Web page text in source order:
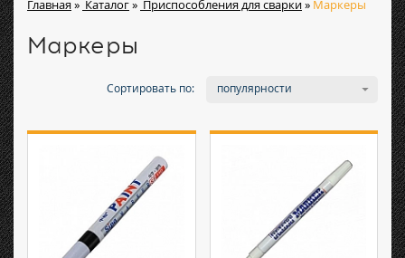
Главная» Каталог» Приспособления для сварки» Маркеры
Маркеры
Сортировать по: популярности